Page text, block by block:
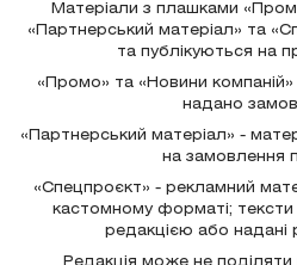
Матеріали з плашками
«Партнерський матеріал» та
та публікуються на
«Промо» та «Новини компаній»
надано
«Партнерський матеріал» -
на замовлення
«Спецпроєкт» - рекламний
кастомному форматі;
редакцією або надані
Редакція може не поділяти